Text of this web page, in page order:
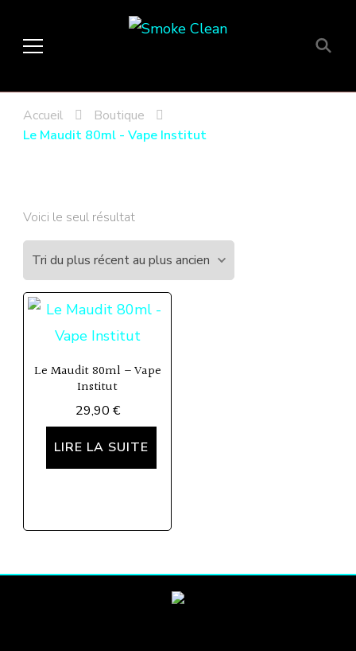
Smoke Clean
Accueil
Boutique
Le Maudit 80ml - Vape Institut
Voici le seul résultat
Le Maudit 80ml – Vape
Institut
29,90 €
LIRE LA SUITE